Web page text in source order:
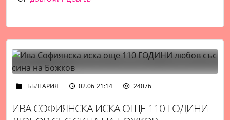
БЪЛГАРИЯ 02.06 21:14 24076
ИВА СОФИЯНСКА ИСКА ОЩЕ 110 ГОДИНИ